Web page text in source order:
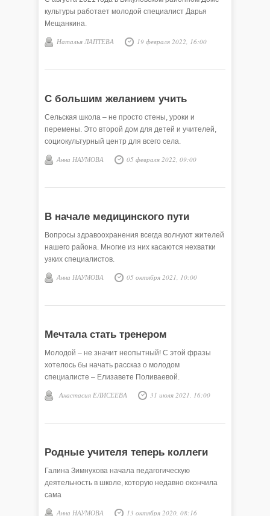
культуры работает молодой специалист Дарья
Мещанкина.
Наталья ЛАПТЕВА 19 февраля 2022, 16:00
С большим желанием учить
Сельская школа – не просто стены, уроки и
перемены. Это второй дом для детей и учителей,
социокультурный центр для всего села.
Анна НАУМОВА 05 февраля 2022, 09:00
В начале медицинского пути
Вопросы здравоохранения всегда волнуют жителей
нашего района. Многие из них касаются нехватки
узких специалистов.
Анна НАУМОВА 05 октября 2021, 10:00
Мечтала стать тренером
Молодой – не значит неопытный! С этой фразы
хотелось бы начать рассказ о молодом
специалисте – Елизавете Поливаевой.
Анастасия ЕЛИСЕЕВА 31 июля 2021, 16:00
Родные учителя теперь коллеги
Галина Зимнухова начала педагогическую
деятельность в школе, которую недавно окончила
сама
Анна НАУМОВА 13 октября 2020, 08:16